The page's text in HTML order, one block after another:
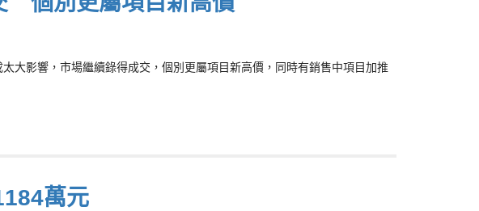
大影響，市場繼續錄得成交，個別更屬項目新高價，同時有銷售中項目加推
萬元